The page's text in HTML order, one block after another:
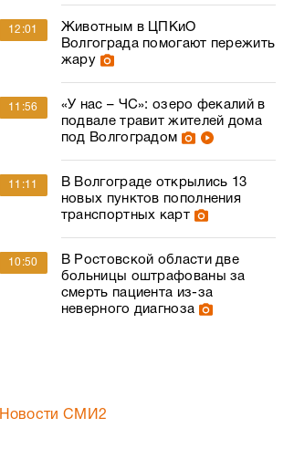
12:01
Животным в ЦПКиО
Волгограда помогают пережить
жару
11:56
«У нас – ЧС»: озеро фекалий в
подвале травит жителей дома
под Волгоградом
11:11
В Волгограде открылись 13
новых пунктов пополнения
транспортных карт
10:50
В Ростовской области две
больницы оштрафованы за
смерть пациента из-за
неверного диагноза
Новости СМИ2